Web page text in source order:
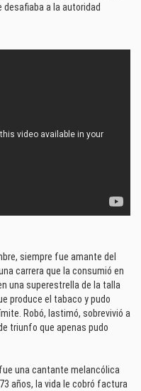
desafiaba a la autoridad
siempre fue amante del
carrera que la consumió en
una superestrella de la talla
produce el tabaco y pudo
Robó, lastimó, sobrevivió a
triunfo que apenas pudo
una cantante melancólica
años, la vida le cobró factura